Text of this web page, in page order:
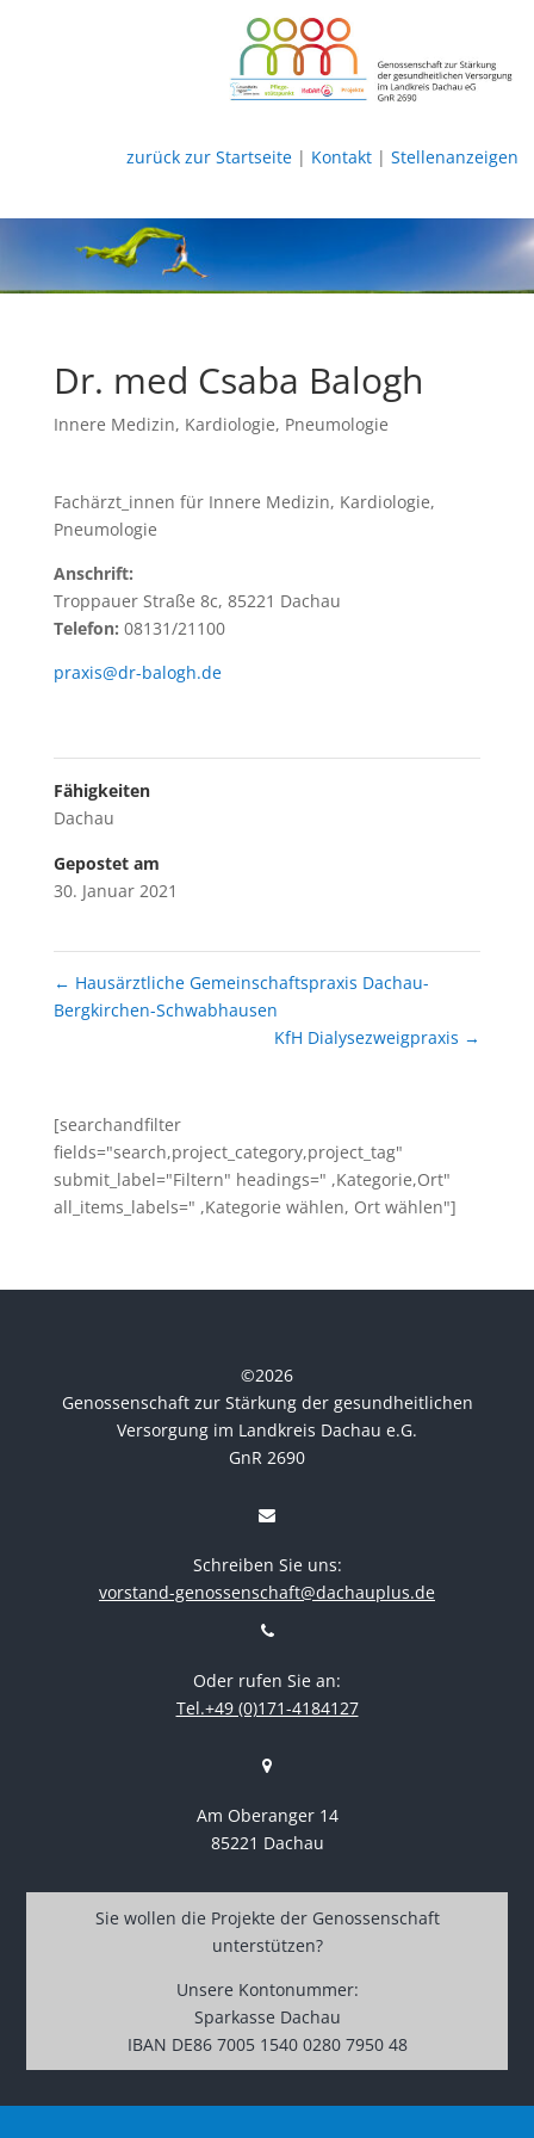
zurück zur Startseite| Kontakt| Stellenanzeigen
Dr. med Csaba Balogh
Innere Medizin, Kardiologie, Pneumologie
Fachärzt_innen für Innere Medizin, Kardiologie,
Pneumologie
Anschrift:
Troppauer Straße 8c, 85221 Dachau
Telefon: 08131/21100
praxis@dr-balogh.de
Fähigkeiten
Dachau
Gepostet am
30. Januar 2021
← Hausärztliche Gemeinschaftspraxis Dachau-
Bergkirchen-Schwabhausen
KfH Dialysezweigpraxis →
[searchandfilter
fields="search,project_category,project_tag"
submit_label="Filtern" headings=" ,Kategorie,Ort"
all_items_labels=" ,Kategorie wählen, Ort wählen"]
©2026
Genossenschaft zur Stärkung der gesundheitlichen
Versorgung im Landkreis Dachau e.G.
GnR 2690
Schreiben Sie uns:
vorstand-genossenschaft@dachauplus.de
Oder rufen Sie an:
Tel.+49 (0)171-4184127
Am Oberanger 14
85221 Dachau
Sie wollen die Projekte der Genossenschaft
unterstützen?
Unsere Kontonummer:
Sparkasse Dachau
IBAN DE86 7005 1540 0280 7950 48